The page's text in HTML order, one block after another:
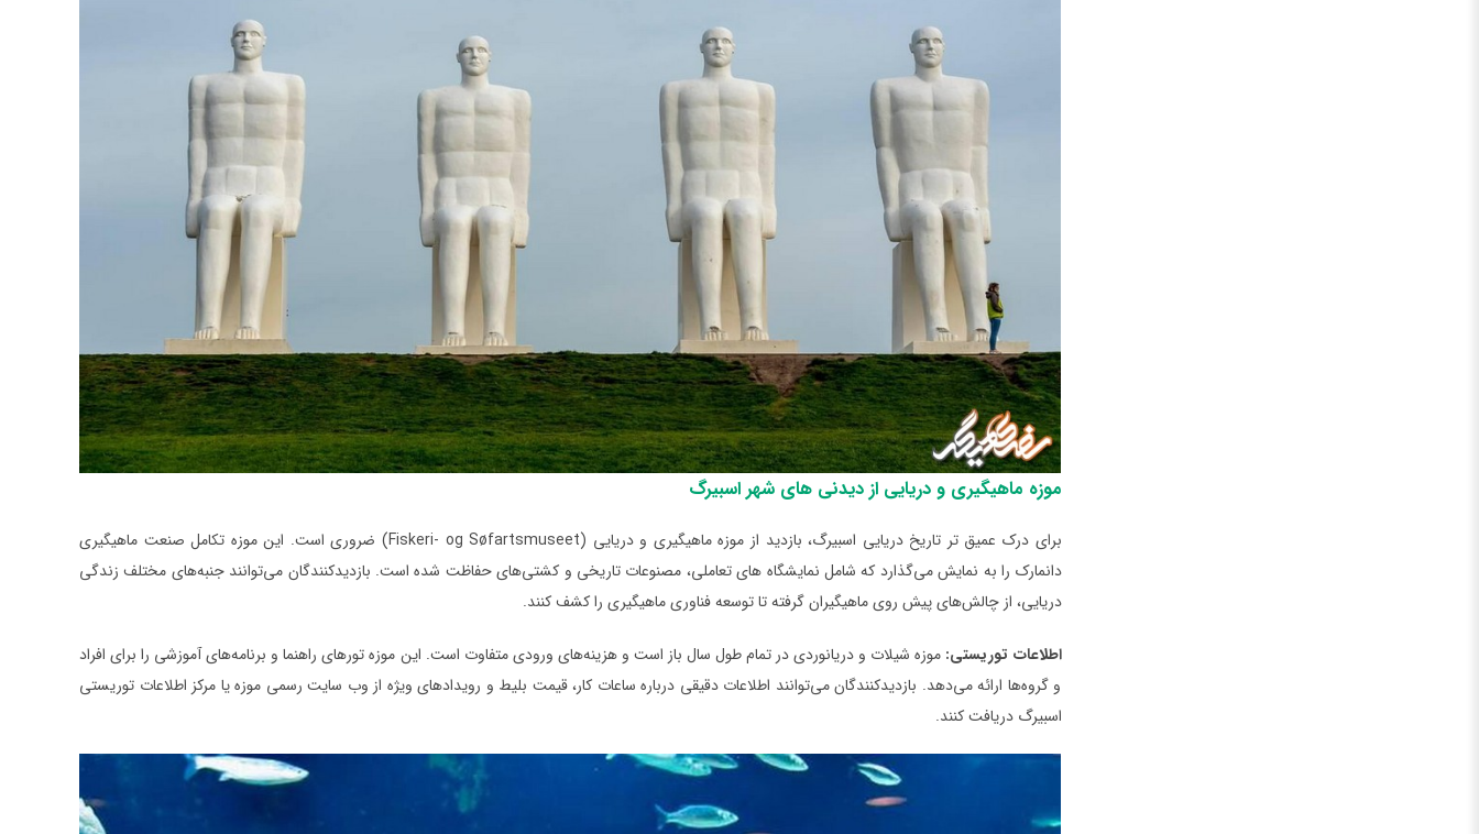
موزه ماهیگیری و دریایی از دیدنی های شهر اسبیرگ
برای درک عمیق ‌تر تاریخ دریایی اسبیرگ، بازدید از موزه ماهیگیری و دریایی (Fiskeri- og Søfartsmuseet) ضروری است. این موزه تکامل صنعت ماهیگیری
دانمارک را به نمایش می‌‌گذارد که شامل نمایشگاه ‌های تعاملی، مصنوعات تاریخی و کشتی‌‌های حفاظت ‌شده است. بازدیدکنندگان می‌توانند جنبه‌های مختلف زندگی
دریایی، از چالش‌های پیش روی ماهیگیران گرفته تا توسعه فناوری ماهیگیری را کشف کنند.
اطلاعات توریستی: موزه شیلات و دریانوردی در تمام طول سال باز است و هزینه‌های ورودی متفاوت است. این موزه تورهای راهنما و برنامه‌های آموزشی را برای افراد
و گروه‌ها ارائه می‌دهد. بازدیدکنندگان می‌توانند اطلاعات دقیقی درباره ساعات کار، قیمت بلیط و رویدادهای ویژه از وب سایت رسمی موزه یا مرکز اطلاعات توریستی
اسبیرگ دریافت کنند.